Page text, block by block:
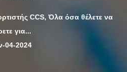
CCS, Όλα όσα θέλετε να
για...
04-2024